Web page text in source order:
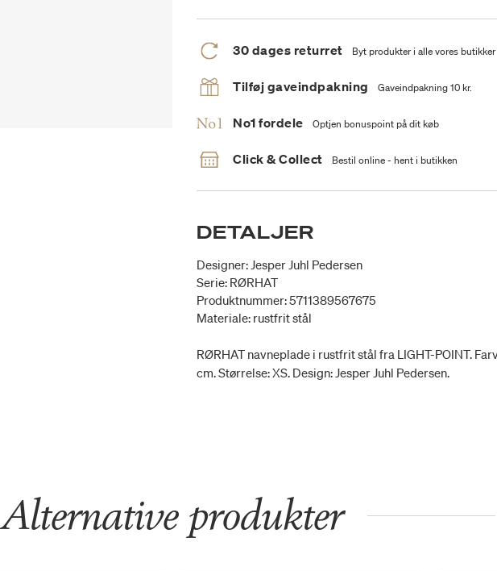
30 dages returret Byt produkter i alle vores butikker
Tilføj gaveindpakning Gaveindpakning 10 kr.
No1 fordele Optjen bonuspoint på dit køb
Click & Collect Bestil online - hent i butikken
DETALJER
Designer: Jesper Juhl Pedersen
Serie: RØRHAT
Produktnummer: 5711389567675
Materiale: rustfrit stål
RØRHAT navneplade i rustfrit stål fra LIGHT-POINT.
cm. Størrelse: XS. Design: Jesper Juhl Pedersen.
Alternative produkter